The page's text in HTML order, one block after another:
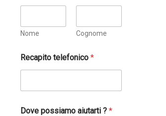
Nome Cognome
*
N
m
Recapito telefonico*
Dove possiamo aiutarti ?*